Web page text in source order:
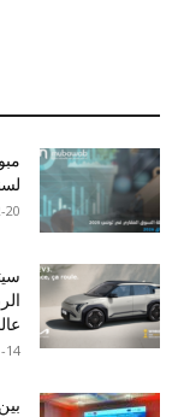
لسنة
20
14